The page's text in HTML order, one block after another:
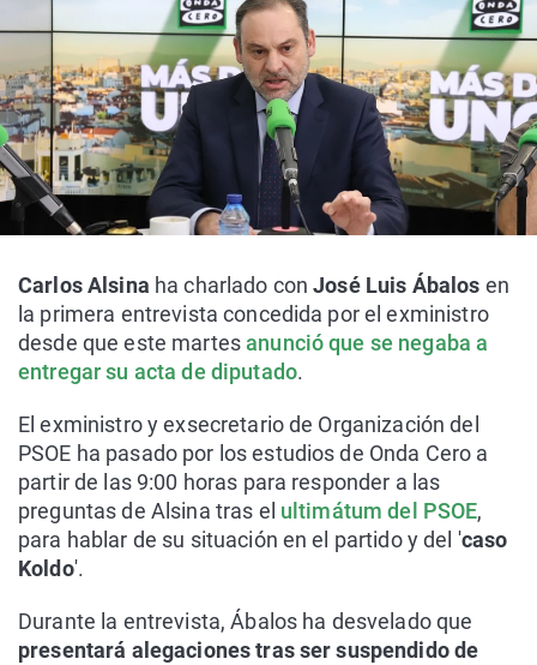
Carlos Alsina ha charlado conJosé Luis Ábalos en
la primera entrevista concedida por el exministro
desde que este martesanunció que se negaba a
entregar su acta de diputado.
El exministro y exsecretario de Organización del
PSOE ha pasado por los estudios de Onda Cero a
partir de las 9:00 horas para responder a las
preguntas de Alsina tras el ultimátum del PSOE,
para hablar de su situación en el partido y del 'caso
Koldo'.
Durante la entrevista, Ábalos ha desvelado que
presentará alegaciones tras ser suspendido de